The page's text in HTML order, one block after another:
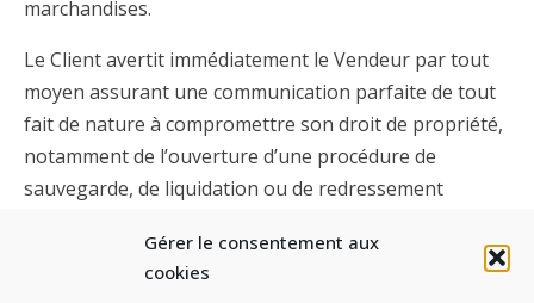
Gérer le consentement aux
cookies
marchandises.
Le Client avertit immédiatement le Vendeur par tout
moyen assurant une communication parfaite de tout
fait de nature à compromettre son droit de propriété,
notamment de l’ouverture d’une procédure de
sauvegarde, de liquidation ou de redressement
conservatoire. En cas d’ouverture d’une procédure de
sauvegarde, de liquidation ou de redressement